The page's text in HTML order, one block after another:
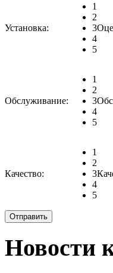
Установка:
1
2
3
4
5
Обслуживание:
1
2
3
4
5
Качество:
1
2
3
4
5
Новости